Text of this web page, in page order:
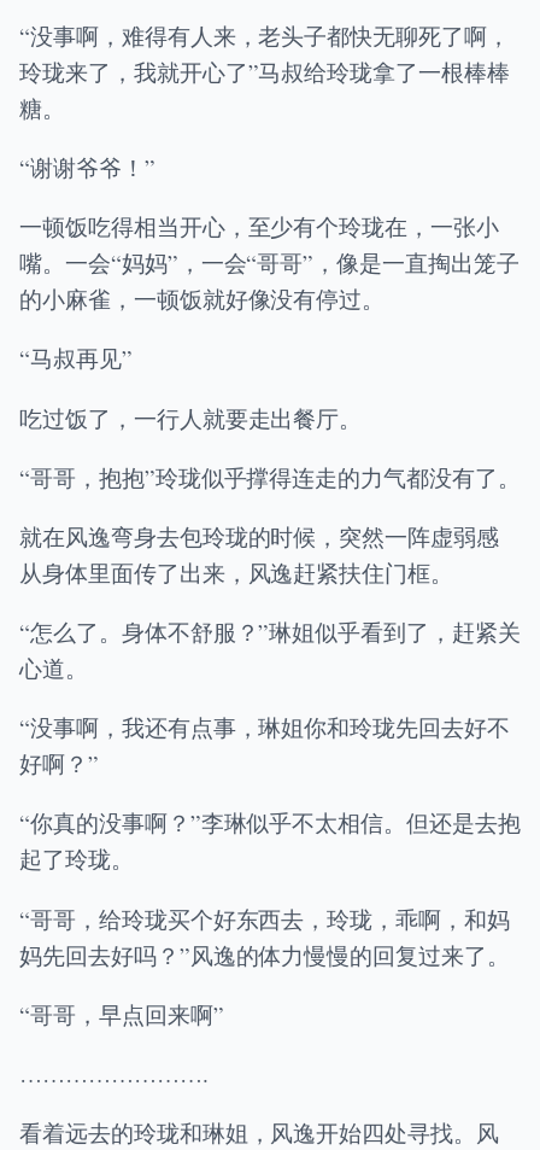
“没事啊，难得有人来，老头子都快无聊死了啊，
玲珑来了，我就开心了”马叔给玲珑拿了一根棒棒
糖。
“谢谢爷爷！”
一顿饭吃得相当开心，至少有个玲珑在，一张小
嘴。一会“妈妈”，一会“哥哥”，像是一直掏出笼子
的小麻雀，一顿饭就好像没有停过。
“马叔再见”
吃过饭了，一行人就要走出餐厅。
“哥哥，抱抱”玲珑似乎撑得连走的力气都没有了。
就在风逸弯身去包玲珑的时候，突然一阵虚弱感
从身体里面传了出来，风逸赶紧扶住门框。
“怎么了。身体不舒服？”琳姐似乎看到了，赶紧关
心道。
“没事啊，我还有点事，琳姐你和玲珑先回去好不
好啊？”
“你真的没事啊？”李琳似乎不太相信。但还是去抱
起了玲珑。
“哥哥，给玲珑买个好东西去，玲珑，乖啊，和妈
妈先回去好吗？”风逸的体力慢慢的回复过来了。
“哥哥，早点回来啊”
…………………….
看着远去的玲珑和琳姐，风逸开始四处寻找。风